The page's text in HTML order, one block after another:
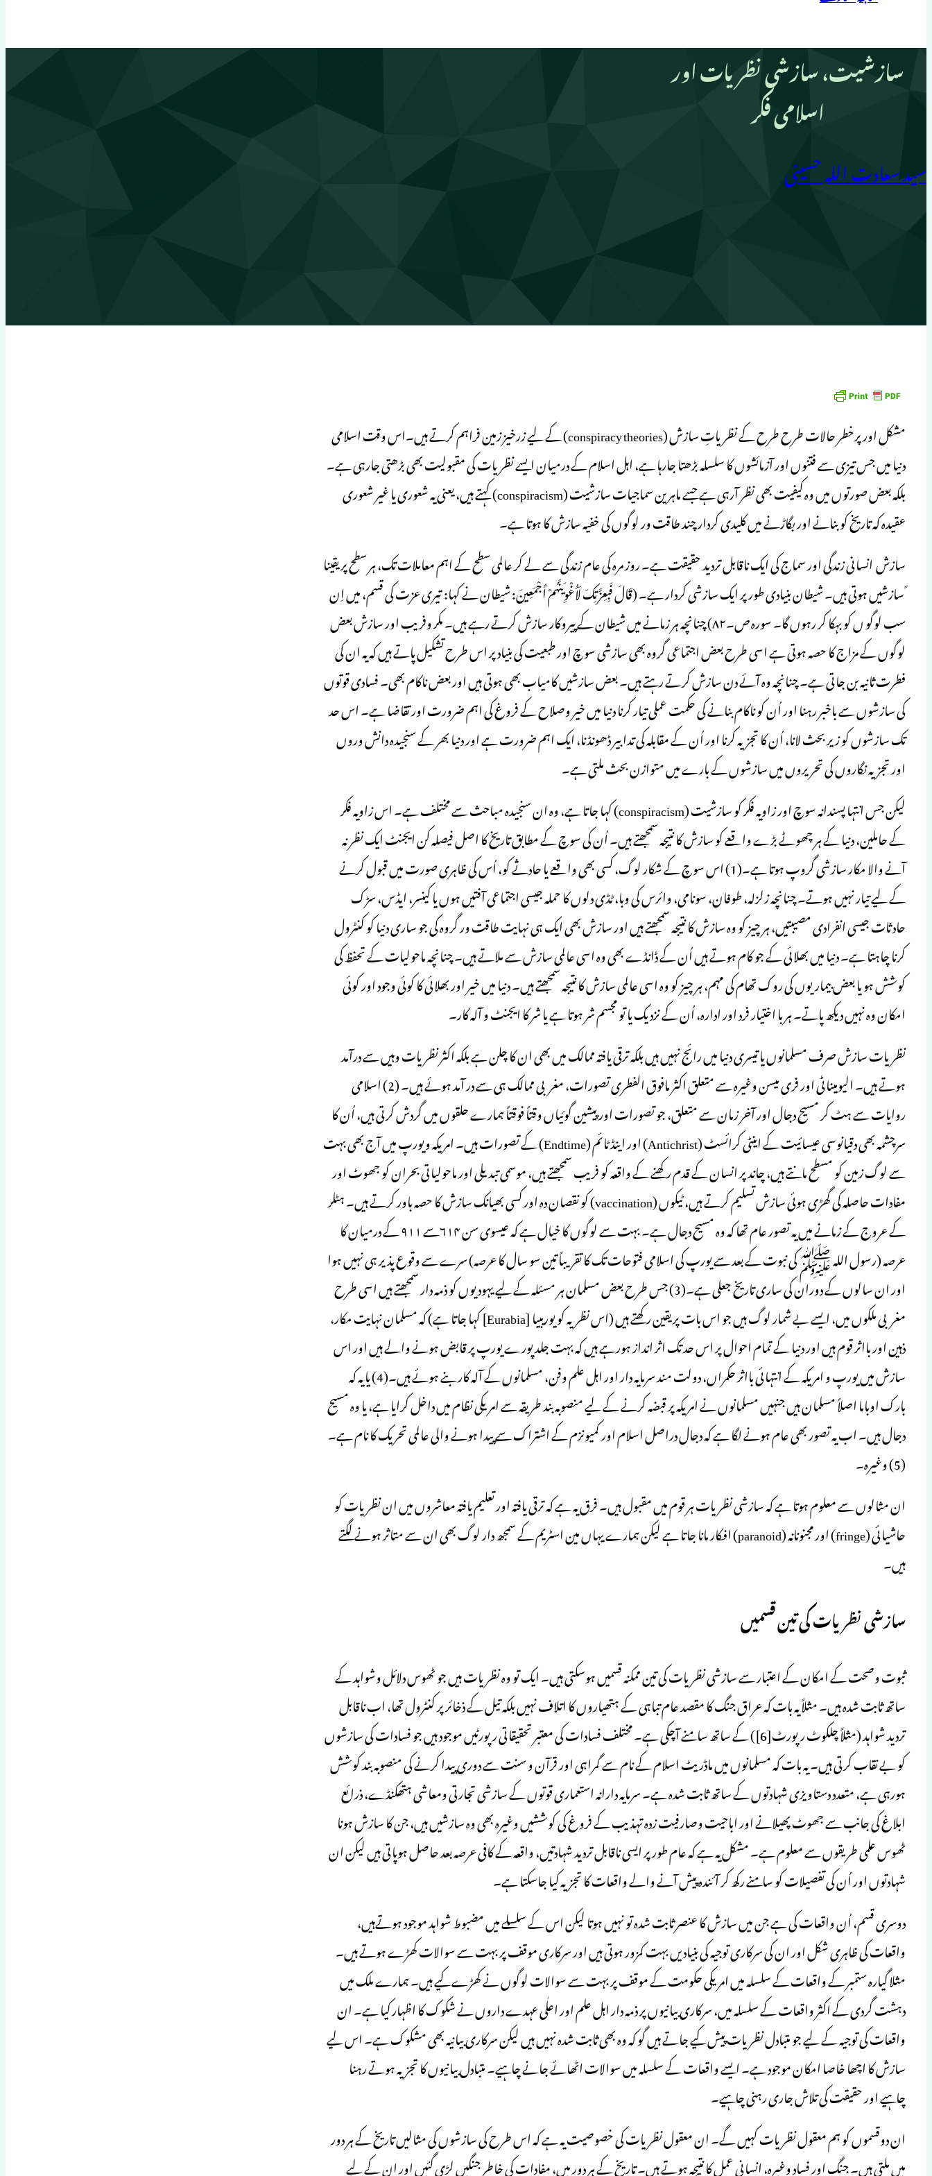
سازشیت، سازشی نظریات اور
اسلامی فکر
سید سعادت اللہ حسینی
مشکل اور پرخطر حالات طرح طرح کے نظریاتِ سازش (conspiracy theories) کے لیے زرخیز زمین فراہم کرتے ہیں۔اس وقت اسلامی
دنیا میں جس تیزی سے فتنوں اور آزمائشوں کا سلسلہ بڑھتا جارہا ہے، اہل اسلام کے درمیان ایسے نظریات کی مقبولیت بھی بڑھتی جارہی ہے۔
بلکہ بعض صورتوں میں وہ کیفیت بھی نظر آرہی ہے جسے ماہرین سماجیات سازشیت (conspiracism) کہتے ہیں، یعنی یہ شعوری یا غیر شعوری
عقیدہ کہ تاریخ کو بنانے اور بگاڑنے میں کلیدی کردار چند طاقت ور لوگوں کی خفیہ سازش کا ہوتا ہے۔
سازش انسانی زندگی اور سماج کی ایک ناقابل تردید حقیقت ہے۔ روز مرہ کی عام زندگی سے لے کر عالمی سطح کے اہم معاملات تک، ہر سطح پر یقینا
ً سازشیں ہوتی ہیں۔ شیطان بنیادی طور پر ایک سازشی کردار ہے۔ (قَالَ فَبِعِزَّتِكَ لَأُغْوِيَنَّهُمْ أَجْمَعِينَ: شیطان نے کہا: تیری عزت کی قسم، میں اِن
سب لوگو ں کو بہکا کر رہوں گا۔ سورہ ص۔۸۲) چنانچہ ہر زمانے میں شیطان کے پیروکار سازش کرتے رہے ہیں۔ مکر وفریب اور سازش بعض
لوگوں کے مزاج کا حصہ ہوتی ہے اسی طرح بعض اجتماعی گروہ بھی سازشی سوچ اور طبعیت کی بنیاد پر اس طرح تشکیل پاتے ہیں کہ یہ ان کی
فطرت ثانیہ بن جاتی ہے۔ چنانچہ وہ آئے دن سازش کرتے رہتے ہیں۔ بعض سازشیں کامیاب بھی ہوتی ہیں اور بعض ناکام بھی۔ فسادی قوتوں
کی سازشوں سے باخبر رہنا اور اُن کو ناکام بنانے کی حکمت عملی تیار کرنا دنیا میں خیر وصلاح کے فروغ کی اہم ضرورت اور تقاضا ہے۔ اس حد
تک سازشوں کو زیر بحث لانا، اُن کا تجزیہ کرنا اور اُن کے مقابلہ کی تدابیر ڈھونڈنا، ایک اہم ضرورت ہے اور دنیا بھر کے سنجیدہ دانش وروں
اور تجزیہ نگاروں کی تحریروں میں سازشوں کے بارے میں متوازن بحث ملتی ہے۔
لیکن جس انتہا پسندانہ سوچ اور زاویہ فکر کو سازشیت (conspiracism) کہا جاتا ہے، وہ ان سنجیدہ مباحث سے مختلف ہے۔ اس زاویہ فکر
کے حاملین، دنیا کے ہر چھوٹے بڑے واقعے کو سازش کا نتیجہ سمجھتے ہیں۔ اُن کی سوچ کے مطابق تاریخ کا اصل فیصلہ کن ایجنٹ ایک نظر نہ
آنے والا مکار سازشی گروپ ہوتا ہے۔(1) اس سوچ کے شکار لوگ، کسی بھی واقعے یا حادثے کو، اُس کی ظاہری صورت میں قبول کرنے
کے لیے تیار نہیں ہوتے۔ چنانچہ زلزلہ، طوفان، سونامی، وائرس کی وبا، ٹڈی دلوں کا حملہ جیسی اجتماعی آفتیں ہوں یا کینسر، ایڈس، سڑک
حادثات جیسی انفرادی مصیبتیں، ہر چیز کو وہ سازش کا نتیجہ سمجھتے ہیں اور سازش بھی ایک ہی نہایت طاقت ور گروہ کی جو ساری دنیا کو کنٹرول
کرنا چاہتا ہے۔ دنیا میں بھلائی کے جو کام ہوتے ہیں اُن کے ڈانڈے بھی وہ اسی عالمی سازش سے ملاتے ہیں۔ چنانچہ ماحولیات کے تحفظ کی
کوشش ہو یا بعض بیماریوں کی روک تھام کی مہم، ہر چیز کو وہ اسی عالمی سازش کا نتیجہ سمجھتے ہیں۔ دنیا میں خیر اور بھلائی کا کوئی وجود اور کوئی
امکان وہ نہیں دیکھ پاتے۔ ہر با اختیار فرد اور ادارہ، اُن کے نزدیک یا تو مجسم شر ہوتا ہے یا شر کا ایجنٹ و آلہ کار۔
نظریات سازش صرف مسلمانوں یا تیسری دنیا میں رائج نہیں ہیں بلکہ ترقی یافتہ ممالک میں بھی ان کا چلن ہے بلکہ اکثر نظریات وہیں سے درآمد
ہوتے ہیں۔ الیومیناٹی اور فری میسن وغیرہ سے متعلق اکثر مافوق الفطری تصورات، مغربی ممالک ہی سے در آمد ہوئے ہیں۔ (2) اسلامی
روایات سے ہٹ کر مسیح دجال اور آخر زمان سے متعلق، جو تصورات اور پیشین گوئیاں وقتاً فوقتاً ہمارے حلقوں میں گردش کرتی ہیں، اُن کا
سرچشمہ بھی دقیانوسی عیسائیت کے اینٹی کرائسٹ (Antichrist) اور اینڈ ٹائم (Endtime) کے تصورات ہیں۔ امریکہ ویورپ میں آج بھی بہت
سے لوگ زمین کو مسطح مانتے ہیں، چاند پر انسان کے قدم رکھنے کے واقعہ کو فریب سمجھتے ہیں، موسمی تبدیلی اور ماحولیاتی بحران کو جھوٹ اور
مفادات حاصلہ کی گھڑی ہوئی سازش تسلیم کرتے ہیں، ٹیکوں (vaccination) کو نقصان دہ اور کسی بھیانک سازش کا حصہ باور کرتے ہیں۔ ہٹلر
کے عروج کے زمانے میں یہ تصور عام تھا کہ وہ مسیح دجال ہے۔ بہت سے لوگوں کا خیال ہے کہ عیسوی سن ۶۱۴سے ۹۱۱ کے درمیان کا
عرصہ (رسول اللہ ﷺ کی نبوت کے بعد سے یورپ کی اسلامی فتوحات تک کا تقریباً تین سو سال کا عرصہ) سرے سے وقوع پذیر ہی نہیں ہوا
اور ان سالوں کے دوران کی ساری تاریخ جعلی ہے۔(3) جس طرح بعض مسلمان ہر مسئلہ کے لیے یہودیوں کو ذمہ دار سمجھتے ہیں اسی طرح
مغربی ملکوں میں، ایسے بے شمار لوگ ہیں جو اس بات پر یقین رکھتے ہیں (اس نظریہ کو یوریبیا [Eurabia] کہا جاتا ہے) کہ مسلمان نہایت مکار،
ذہین اور بااثر قوم ہیں اور دنیا کے تمام احوال پر اس حد تک اثر انداز ہورہے ہیں کہ بہت جلد پورے یورپ پر قابض ہونے والے ہیں اور اس
سازش میں یورپ و امریکہ کے انتہائی بااثر حکمراں، دولت مند سرمایہ دار اور اہل علم وفن، مسلمانوں کے آلہ کار بنے ہوئے ہیں۔(4) یا یہ کہ
بارک اوباما اصلاً مسلمان ہیں جنہیں مسلمانوں نے امریکہ پر قبضہ کرنے کے لیے منصوبہ بند طریقہ سے امریکی نظام میں داخل کرایا ہے، یا وہ مسیح
دجال ہیں۔ اب یہ تصور بھی عام ہونے لگا ہے کہ دجال دراصل اسلام اور کمیونزم کے اشتراک سے پیدا ہونے والی عالمی تحریک کا نام ہے۔
(5) وغیرہ۔
ان مثالوں سے معلوم ہوتا ہے کہ سازشی نظریات ہر قوم میں مقبول ہیں۔ فرق یہ ہے کہ ترقی یافتہ اور تعلیم یافتہ معاشروں میں ان نظریات کو
حاشیائی (fringe) اور مجنونانہ (paranoid) افکار مانا جاتا ہے لیکن ہمارے یہاں مین اسٹریم کے سمجھ دار لوگ بھی ان سے متاثر ہونے لگتے
ہیں۔
سازشی نظریات کی تین قسمیں
ثبوت وصحت کے امکان کے اعتبار سے سازشی نظریات کی تین ممکنہ قسمیں ہوسکتی ہیں۔ ایک تو وہ نظریات ہیں جو ٹھوس دلائل وشواہد کے
ساتھ ثابت شدہ ہیں۔ مثلاً یہ بات کہ عراق جنگ کا مقصد عام تباہی کے ہتھیاروں کا اتلاف نہیں بلکہ تیل کے ذخائر پر کنٹرول تھا، اب ناقابل
تردید شواہد (مثلاً چلکوٹ رپورٹ[6]) کے ساتھ سامنے آچکی ہے۔ مختلف فسادات کی معتبر تحقیقاتی رپورٹیں موجود ہیں جو فسادات کی سازشوں
کو بے نقاب کرتی ہیں۔ یہ بات کہ مسلمانوں میں ماڈریٹ اسلام کے نام سے گمراہی اور قرآن و سنت سے دوری پیدا کرنے کی منصوبہ بند کوشش
ہورہی ہے، متعدد دستاویزی شہادتوں کے ساتھ ثابت شدہ ہے۔ سرمایہ دارانہ استعماری قوتوں کے سازشی تجارتی ومعاشی ہتھکنڈے، ذرائع
ابلاغ کی جانب سے جھوٹ پھیلانے اور اباحیت وصارفیت زدہ تہذیب کے فروغ کی کوششیں وغیرہ بھی وہ سازشیں ہیں، جن کا سازش ہونا
ٹھوس علمی طریقوں سے معلوم ہے۔ مشکل یہ ہے کہ عام طور پر ایسی ناقابل تردید شہادتیں، واقعہ کے کافی عرصہ بعد حاصل ہوپاتی ہیں لیکن ان
شہادتوں اور اُن کی تفصیلات کو سامنے رکھ کر آئندہ پیش آنے والے واقعات کا تجزیہ کیا جاسکتا ہے۔
دوسری قسم، اُن واقعات کی ہے جن میں سازش کا عنصر ثابت شدہ تو نہیں ہوتا لیکن اس کے سلسلے میں مضبوط شواہد موجود ہوتےہیں،
واقعات کی ظاہری شکل اور ان کی سرکاری توجیہ کی بنیادیں بہت کمزور ہوتی ہیں اور سرکاری موقف پر بہت سے سوالات کھڑے ہوتے ہیں۔
مثلا گیارہ ستمبر کے واقعات کے سلسلہ میں امریکی حکومت کے موقف پر بہت سے سوالات لوگوں نے کھڑے کیے ہیں۔ ہمارے ملک میں
دہشت گردی کے اکثر واقعات کے سلسلہ میں، سرکاری بیانیوں پر ذمہ دار اہل علم اور اعلٰی عہدے داروں نے شکوک کا اظہار کیا ہے۔ ان
واقعات کی توجیہ کے لیے جو متبادل نظریات پیش کیے جاتے ہیں گو کہ وہ بھی ثابت شدہ نہیں ہیں لیکن سرکاری بیانیہ بھی مشکوک ہے۔ اس لیے
سازش کا اچھا خاصا امکان موجود ہے۔ ایسے واقعات کے سلسلہ میں سوالات اٹھائے جانے چاہیے۔ متبادل بیانیوں کا تجزیہ ہوتے رہنا
چاہیے اور حقیقت کی تلاش جاری رہنی چاہیے۔
ان دوقسموں کو ہم معقول نظریات کہیں گے۔ ان معقول نظریات کی خصوصیت یہ ہے کہ اس طرح کی سازشوں کی مثالیں تاریخ کے ہر دور
میں ملتی ہیں۔ جنگ اور فساد وغیرہ، انسانی عمل کا نتیجہ ہوتے ہیں۔ تاریخ کے ہر دور میں، مفادات کی خاطر جنگیں لڑی گئیں اور ان کے لیے